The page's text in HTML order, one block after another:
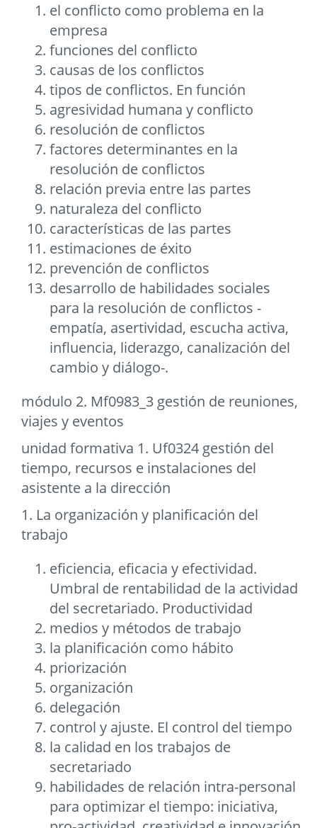
el conflicto como problema en la
empresa
funciones del conflicto
causas de los conflictos
tipos de conflictos. En función
agresividad humana y conflicto
resolución de conflictos
factores determinantes en la
resolución de conflictos
relación previa entre las partes
naturaleza del conflicto
características de las partes
estimaciones de éxito
prevención de conflictos
desarrollo de habilidades sociales
para la resolución de conflictos -
empatía, asertividad, escucha activa,
influencia, liderazgo, canalización del
cambio y diálogo-.
módulo 2. Mf0983_3 gestión de reuniones,
viajes y eventos
unidad formativa 1. Uf0324 gestión del
tiempo, recursos e instalaciones del
asistente a la dirección
1. La organización y planificación del
trabajo
eficiencia, eficacia y efectividad.
Umbral de rentabilidad de la actividad
del secretariado. Productividad
medios y métodos de trabajo
la planificación como hábito
priorización
organización
delegación
control y ajuste. El control del tiempo
la calidad en los trabajos de
secretariado
habilidades de relación intra-personal
para optimizar el tiempo: iniciativa,